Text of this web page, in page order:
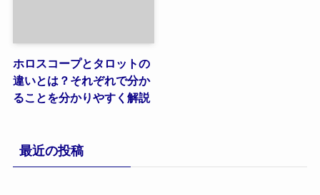
ホロスコープとタロットの
違いとは？それぞれで分か
ることを分かりやすく解説
最近の投稿